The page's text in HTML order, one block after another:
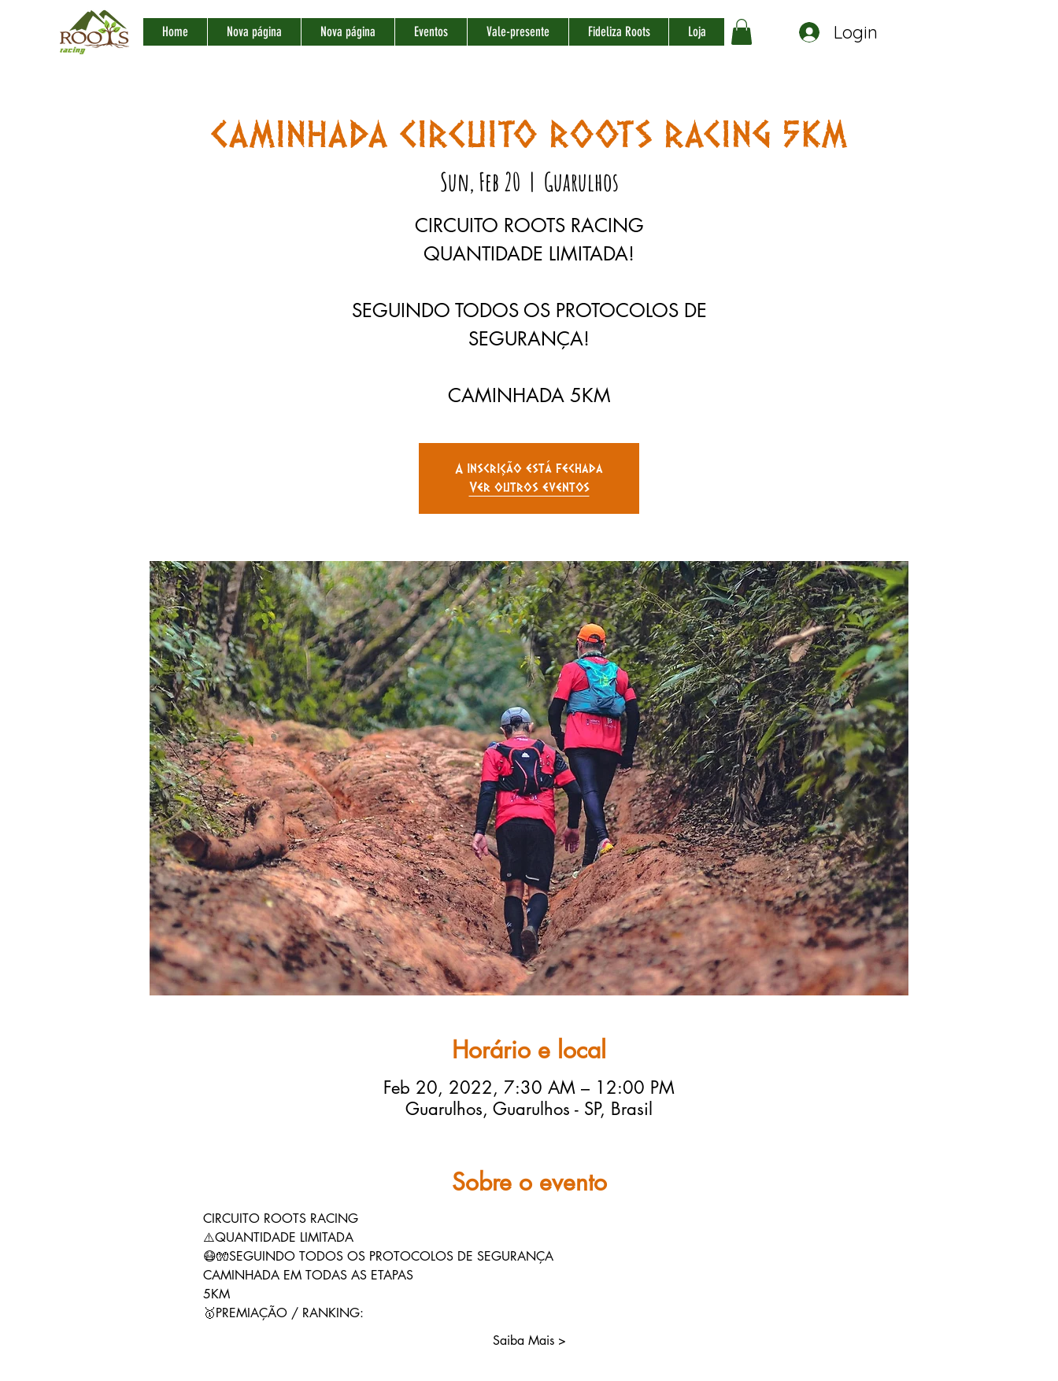
Home Nova página Nova página Eventos Vale-presente Fideliza Roots Loja Login
CAMINHADA CIRCUITO ROOTS RACING 5KM
Sun, Feb 20
  |
Guarulhos
CIRCUITO ROOTS RACING
QUANTIDADE LIMITADA!
SEGUINDO TODOS OS PROTOCOLOS DE
SEGURANÇA!
CAMINHADA 5KM
A inscrição está fechada
Ver outros eventos
Horário e local
Feb 20, 2022, 7:30 AM – 12:00 PM
Guarulhos, Guarulhos - SP, Brasil
Sobre o evento
CIRCUITO ROOTS RACING
⚠️QUANTIDADE LIMITADA
😷🧤SEGUINDO TODOS OS PROTOCOLOS DE SEGURANÇA
​CAMINHADA EM TODAS AS ETAPAS
5KM
🥇PREMIAÇÃO / RANKING:
Saiba Mais >